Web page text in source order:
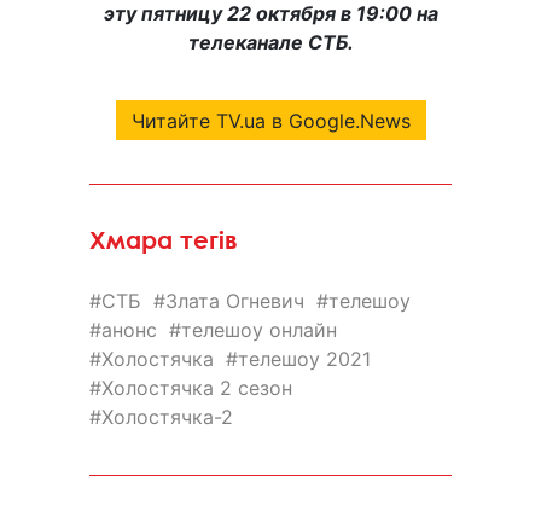
эту пятницу 22 октября в 19:00 на
телеканале СТБ.
Читайте TV.ua в Google.News
Хмара тегів
СТБ Злата Огневич
телешоу
анонс
телешоу онлайн
Холостячка
телешоу 2021
Холостячка 2 сезон
Холостячка-2